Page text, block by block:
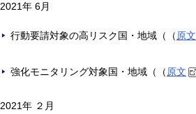
2021年 6月
行動要請対象の高リスク国・地域（（ 原文
強化モニタリング対象国・地域（（ 原文
2021年 ２月